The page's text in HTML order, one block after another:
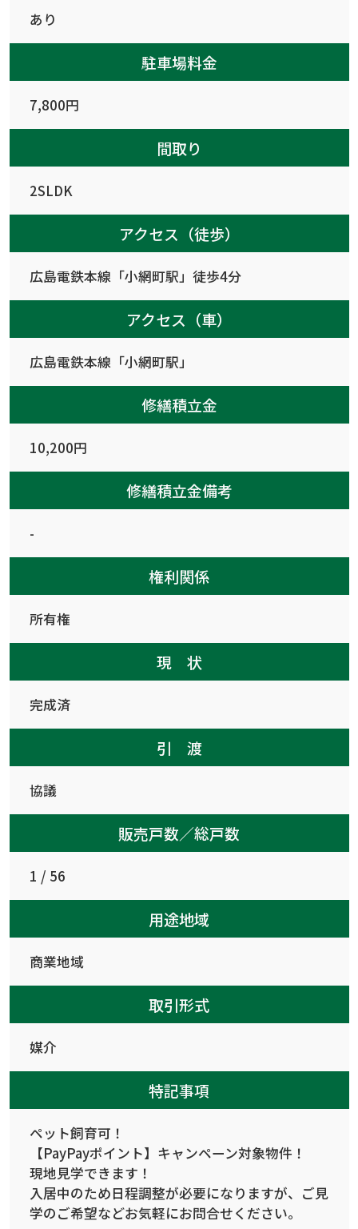
あり
駐車場料金
7,800円
間取り
2SLDK
アクセス（徒歩）
広島電鉄本線「小網町駅」徒歩4分
アクセス（車）
広島電鉄本線「小網町駅」
修繕積立金
10,200円
修繕積立金備考
-
権利関係
所有権
現 状
完成済
引 渡
協議
販売戸数／総戸数
1 / 56
用途地域
商業地域
取引形式
媒介
特記事項
ペット飼育可！
【PayPayポイント】キャンペーン対象物件！
現地見学できます！
入居中のため日程調整が必要になりますが、ご見
学のご希望などお気軽にお問合せください。